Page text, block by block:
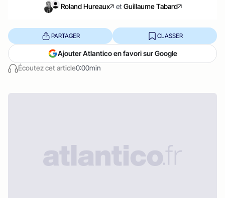
Roland Hureaux et Guillaume Tabard
Écoutez cet article0:00min
PARTAGER CLASSER
Ajouter Atlantico en favori sur Google